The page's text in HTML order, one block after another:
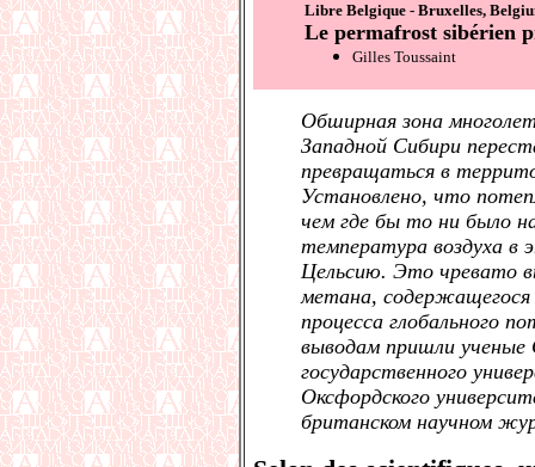
Libre Belgique - Bruxelles,
Le permafrost sibérien
Gilles Toussaint
Обширная зона
Западной Сибири
превращаться в
Установлено, что
чем где бы то ни было
температура воздуха в
Цельсию. Это чревато
метана, содержащегося
процесса глобального
выводам пришли ученые
государственного
Оксфордского
британском научном